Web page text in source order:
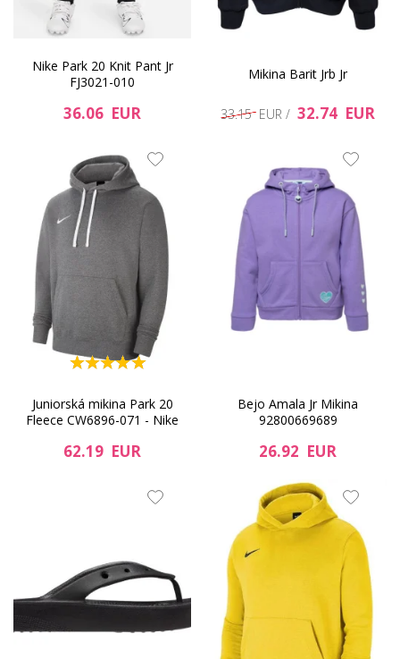
Nike Park 20 Knit Pant Jr
FJ3021-010
36.06 EUR
Mikina Barit Jrb Jr
33.15 EUR / 32.74 EUR
Juniorská mikina Park 20
Fleece CW6896-071 - Nike
62.19 EUR
Bejo Amala Jr Mikina
92800669689
26.92 EUR